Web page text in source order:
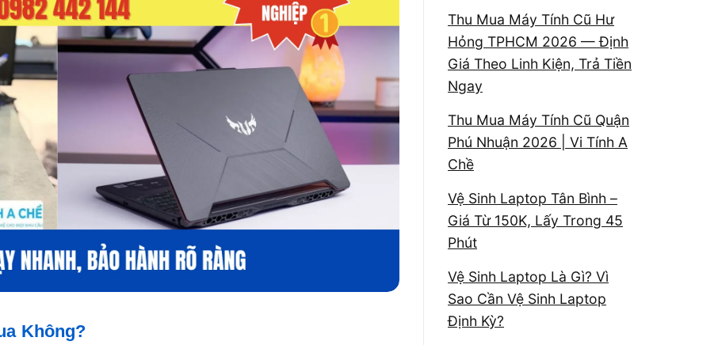
Không?
Thu Mua Máy Tính Cũ Hư
Hỏng TPHCM 2026 — Định
Giá Theo Linh Kiện, Trả Tiền
Ngay
Thu Mua Máy Tính Cũ Quận
Phú Nhuận 2026 | Vi Tính A
Chề
Vệ Sinh Laptop Tân Bình –
Giá Từ 150K, Lấy Trong 45
Phút
Vệ Sinh Laptop Là Gì? Vì
Sao Cần Vệ Sinh Laptop
Định Kỳ?